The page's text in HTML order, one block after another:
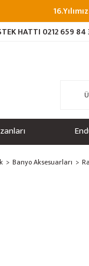
HATTI 0212 659 84
Banyo Aksesuarları